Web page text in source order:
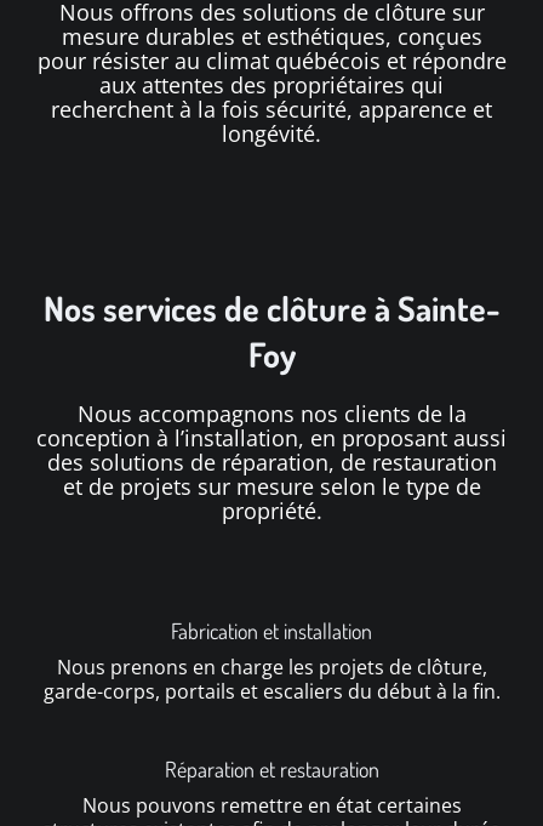
Nous offrons des solutions de clôture sur
mesure durables et esthétiques, conçues
pour résister au climat québécois et répondre
aux attentes des propriétaires qui
recherchent à la fois sécurité, apparence et
longévité.
Nos services de clôture à Sainte-
Foy
Nous accompagnons nos clients de la
conception à l’installation, en proposant aussi
des solutions de réparation, de restauration
et de projets sur mesure selon le type de
propriété.
Fabrication et installation
Nous prenons en charge les projets de clôture,
garde-corps, portails et escaliers du début à la fin.
Réparation et restauration
Nous pouvons remettre en état certaines